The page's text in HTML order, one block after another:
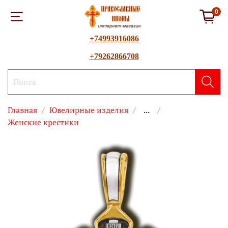
0
+74993916086
+79262866708
Главная Ювелирные изделия
...
Женские крестики